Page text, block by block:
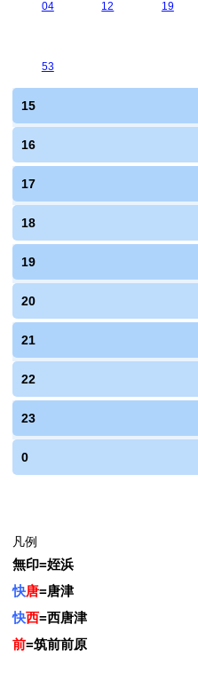
04
12
19
53
15
16
17
18
19
20
21
22
23
0
凡例
無印=姪浜
快唐=唐津
快西=西唐津
前=筑前前原